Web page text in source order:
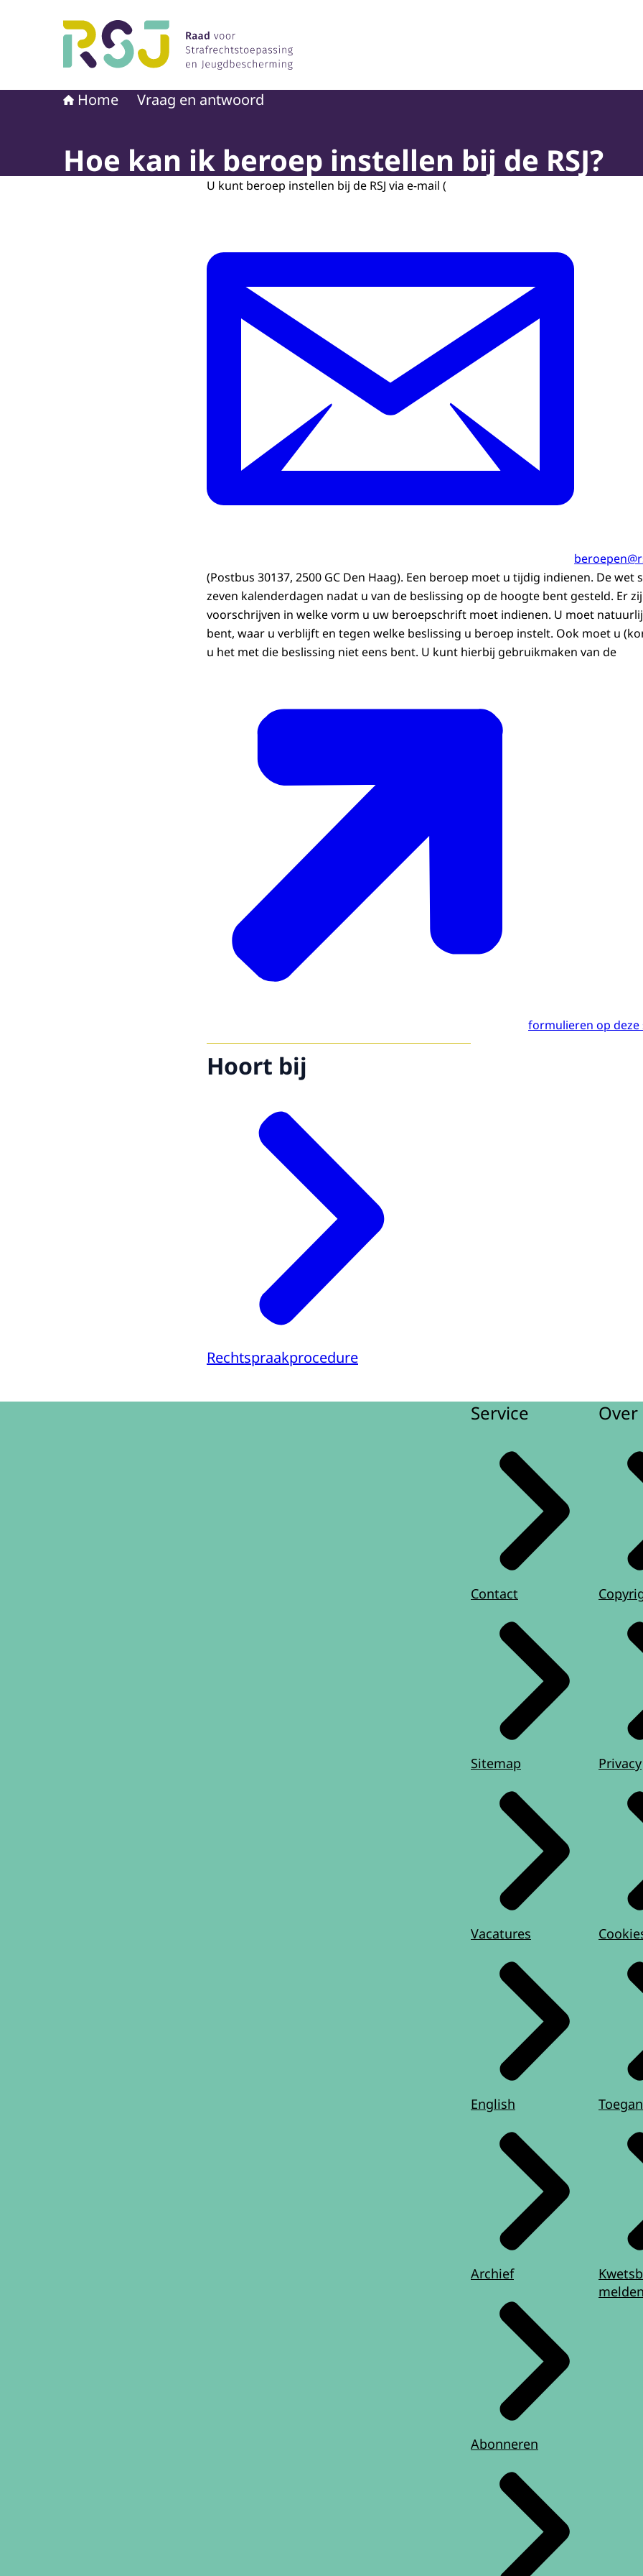
Home Vraag en antwoord
Hoe kan ik beroep instellen bij de RSJ?
U kunt beroep instellen bij de RSJ via e-mail (
(Postbus 30137, 2500 GC Den Haag). Een beroep moet u tijdig indienen. De wet
zeven kalenderdagen nadat u van de beslissing op de hoogte bent gesteld. Er
voorschrijven in welke vorm u uw beroepschrift moet indienen. U moet
bent, waar u verblijft en tegen welke beslissing u beroep instelt. Ook moet u
u het met die beslissing niet eens bent. U kunt hierbij gebruikmaken van de
formulieren op deze
Hoort bij
Rechtspraakprocedure
Service
Contact
Sitemap
Vacatures
English
Archief
Abonneren
Over
Privacy
melden